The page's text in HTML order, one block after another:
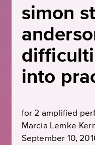
simon
into
for 2 amplified
Marcia Lemke-
September 10,